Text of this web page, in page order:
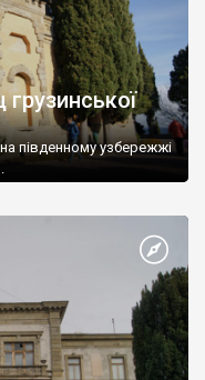
південному узбережжі